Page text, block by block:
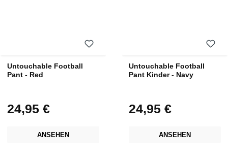
Untouchable Football
Pant - Red
Regulärer Preis:
24,95 €
ANSEHEN
Untouchable Football
Pant Kinder - Navy
Regulärer Preis:
24,95 €
ANSEHEN